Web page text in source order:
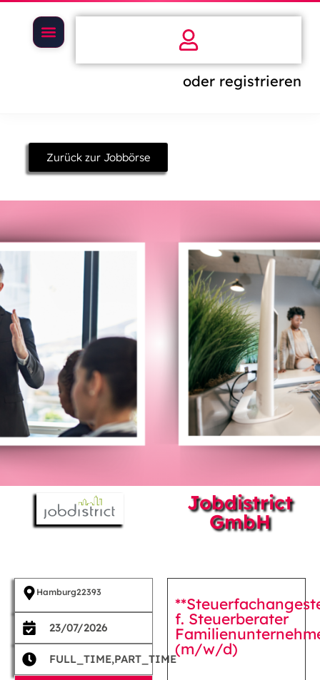
oder registrieren
Zurück zur Jobbörse
Jobdistrict
GmbH
Hamburg22393
23/07/2026
FULL_TIME,PART_TIME
f. Steuerberater
(m/w/d)